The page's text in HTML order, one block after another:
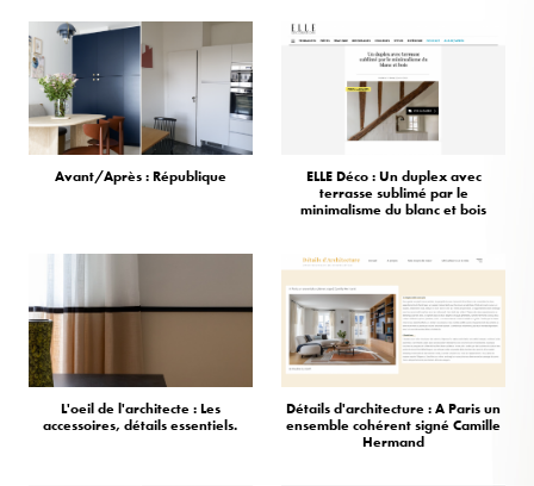
Avant/Après : République
ELLE Déco : Un duplex avec
terrasse sublimé par le
minimalisme du blanc et bois
L'oeil de l'architecte : Les
accessoires, détails essentiels.
Détails d'architecture : A Paris un
ensemble cohérent signé Camille
Hermand